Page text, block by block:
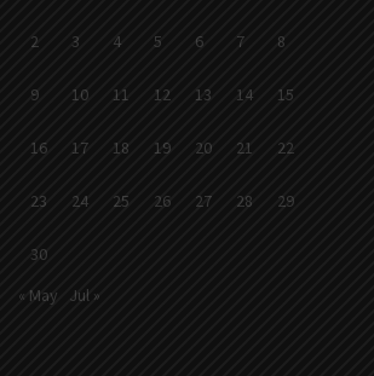
2 3 4 5 6 7 8
9 10 11 12 13 14 15
16 17 18 19 20 21 22
23 24 25 26 27 28 29
30
« May
Jul »